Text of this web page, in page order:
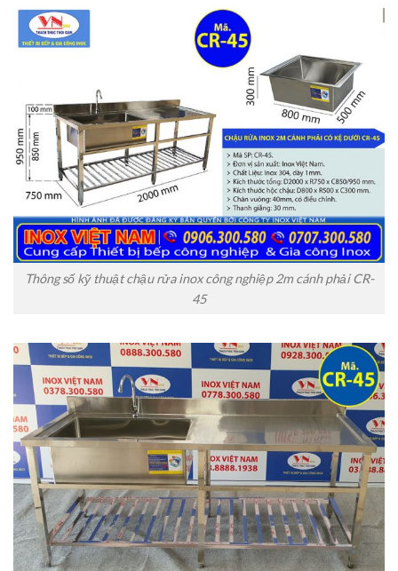
Thông số kỹ thuật chậu rửa inox công nghiệp 2m cánh phải CR-
45